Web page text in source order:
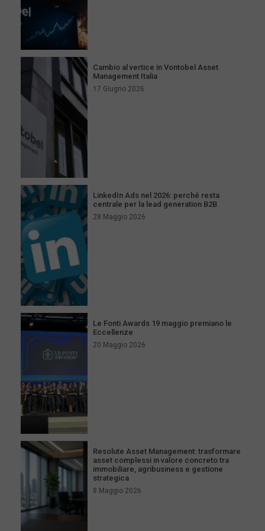
Cambio al vertice in Vontobel Asset
Management Italia
17 Giugno 2026
LinkedIn Ads nel 2026: perché resta
centrale per la lead generation B2B
28 Maggio 2026
Le Fonti Awards 19 maggio premiano le
Eccellenze
20 Maggio 2026
Resolute Asset Management: trasformare
asset complessi in valore concreto tra
immobiliare, agribusiness e gestione
strategica
8 Maggio 2026